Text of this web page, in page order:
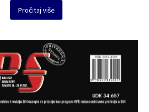
Pročitaj više